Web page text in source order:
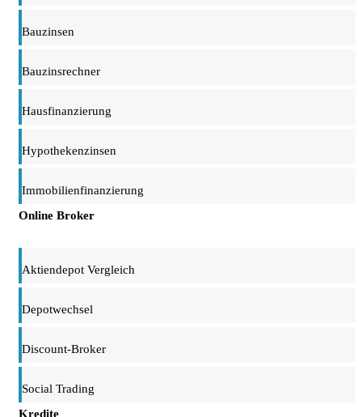
Bauzinsen
Bauzinsrechner
Hausfinanzierung
Hypothekenzinsen
Immobilienfinanzierung
Online Broker
Aktiendepot Vergleich
Depotwechsel
Discount-Broker
Social Trading
Kredite